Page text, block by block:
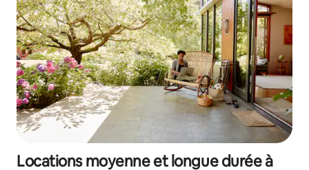
Locations moyenne et longue durée à